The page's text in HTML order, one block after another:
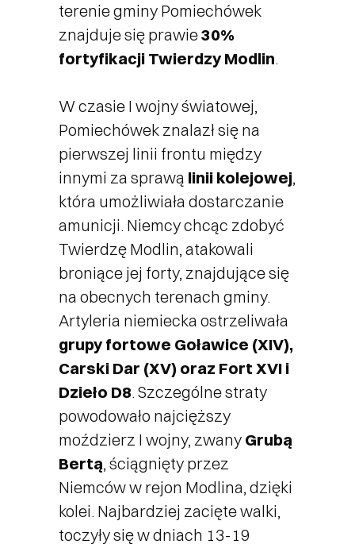
terenie gminy Pomiechówek
znajduje się prawie30%
fortyfikacji Twierdzy Modlin.
W czasie I wojny światowej,
Pomiechówek znalazł się na
pierwszej linii frontu między
innymi za sprawą linii kolejowej,
która umożliwiała dostarczanie
amunicji. Niemcy chcąc zdobyć
Twierdzę Modlin, atakowali
broniące jej forty, znajdujące się
na obecnych terenach gminy.
Artyleria niemiecka ostrzeliwała
grupy fortowe Goławice (XIV),
Carski Dar (XV) oraz Fort XVI i
Dzieło D8. Szczególne straty
powodowało najcięższy
moździerz I wojny, zwany Grubą
Bertą, ściągnięty przez
Niemców w rejon Modlina, dzięki
kolei. Najbardziej zacięte walki,
toczyły się w dniach 13-19